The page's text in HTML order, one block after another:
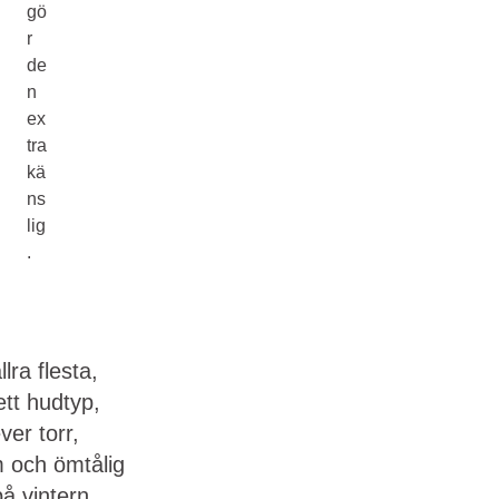
gö
r
de
n
ex
tra
kä
ns
lig
.
flesta,
hudtyp,
torr,
och ömtålig